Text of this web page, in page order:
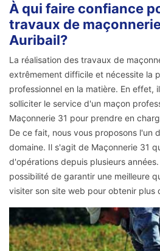
À qui faire confiance
travaux de
Auribail?
La réalisation des travaux de
extrêmement difficile et nécessite la
professionnel en la matière. En effet,
solliciter le service d'un maçon
Maçonnerie 31 pour prendre en
De ce fait, nous vous proposons l'un
domaine. Il s'agit de Maçonnerie 31
d'opérations depuis plusieurs
possibilité de garantir une meilleure
visiter son site web pour obtenir plus